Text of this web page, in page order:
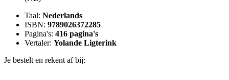
Taal: Nederlands
ISBN: 9789026372285
Pagina's: 416 pagina's
Vertaler: Yolande Ligterink
Je bestelt en rekent af bij: